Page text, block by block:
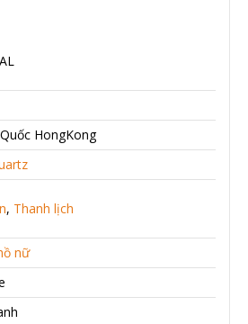
HongKong
, Thanh lịch
nữ